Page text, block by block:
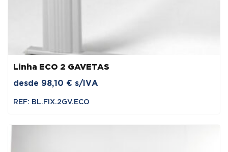
Linha ECO 2 GAVETAS
desde 98,10 € s/IVA
REF: BL.FIX.2GV.ECO